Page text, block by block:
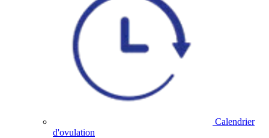
Calendrier
d'ovulation